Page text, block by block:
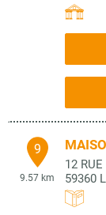
9
9.57 km
12
59360